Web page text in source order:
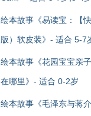
绘本故事《易读宝：【
版）软皮装》- 适合 5-7
绘本故事《花园宝宝亲
在哪里》- 适合 0-2岁
绘本故事《毛泽东与蒋